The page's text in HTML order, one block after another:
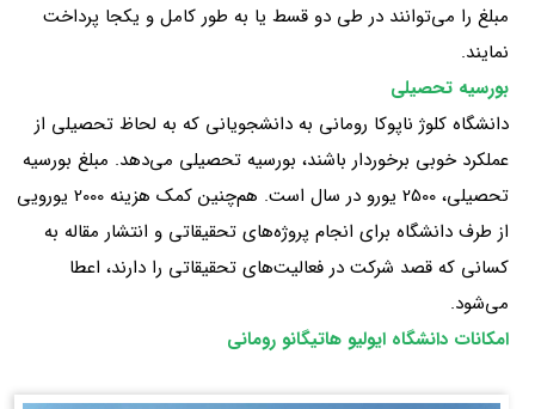
مبلغ را می‌توانند در طی دو قسط یا به طور کامل و یکجا پرداخت
نمایند.
بورسیه تحصیلی
دانشگاه کلوژ ناپوکا رومانی به دانشجویانی که به لحاظ تحصیلی از
عملکرد خوبی برخوردار باشند، بورسیه تحصیلی می‌دهد. مبلغ بورسیه
تحصیلی، 2500 یورو در سال است. هم‌چنین کمک هزینه 2000 یورویی
از طرف دانشگاه برای انجام پروژه‌های تحقیقاتی و انتشار مقاله به
کسانی که قصد شرکت در فعالیت‌های تحقیقاتی را دارند، اعطا
می‌شود.
امکانات دانشگاه ایولیو هاتیگانو رومانی